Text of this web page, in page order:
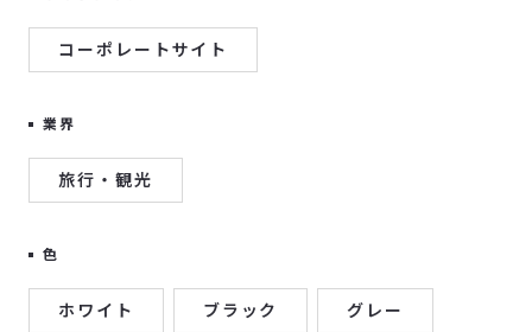
コーポレートサイト
業界
旅行・観光
色
ホワイト ブラック グレー